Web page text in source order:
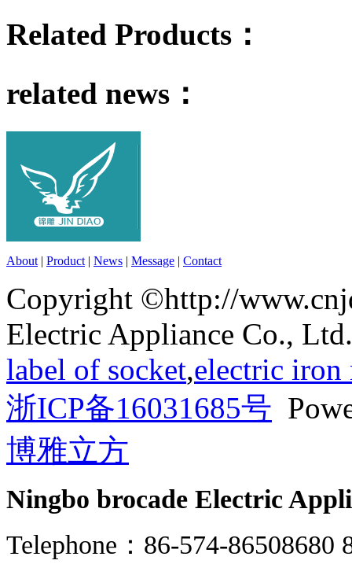
Related Products：
related news：
About | Product | News | Message | Contact
Copyright ©http://
Electric Appliance Co.,
label of socket,electric iron
浙ICP备16031685号
博雅立方
Ningbo brocade Electric
Telephone：86-574-86508680